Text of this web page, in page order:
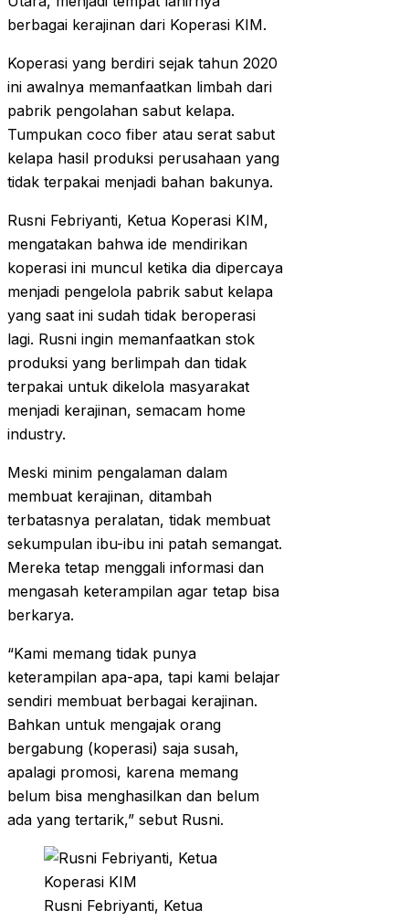
berbagai kerajinan dari Koperasi KIM.
Koperasi yang berdiri sejak tahun 2020
ini awalnya memanfaatkan limbah dari
pabrik pengolahan sabut kelapa.
Tumpukan coco fiber atau serat sabut
kelapa hasil produksi perusahaan yang
tidak terpakai menjadi bahan bakunya.
Rusni Febriyanti, Ketua Koperasi KIM,
mengatakan bahwa ide mendirikan
koperasi ini muncul ketika dia dipercaya
menjadi pengelola pabrik sabut kelapa
yang saat ini sudah tidak beroperasi
lagi. Rusni ingin memanfaatkan stok
produksi yang berlimpah dan tidak
terpakai untuk dikelola masyarakat
menjadi kerajinan, semacam home
industry.
Meski minim pengalaman dalam
membuat kerajinan, ditambah
terbatasnya peralatan, tidak membuat
sekumpulan ibu-ibu ini patah semangat.
Mereka tetap menggali informasi dan
mengasah keterampilan agar tetap bisa
berkarya.
“Kami memang tidak punya
keterampilan apa-apa, tapi kami belajar
sendiri membuat berbagai kerajinan.
Bahkan untuk mengajak orang
bergabung (koperasi) saja susah,
apalagi promosi, karena memang
belum bisa menghasilkan dan belum
ada yang tertarik,” sebut Rusni.
Rusni Febriyanti, Ketua